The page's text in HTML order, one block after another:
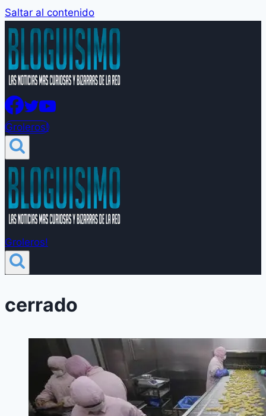
Saltar al contenido
Groleros!
Groleros!
cerrado